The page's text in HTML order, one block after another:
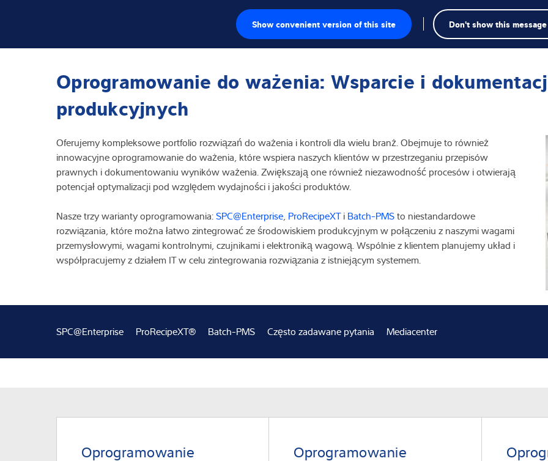
Show convenient version of this site Don't show this
Terminale wagowe
Rozwiązania w zakresie inspekcji
Oprogramowanie
Serwis
Rozwiązania przemysłowe
O nas
Aktualności
Oprogramowanie do ważenia: Wsparcie i
produkcyjnych
Oferujemy kompleksowe portfolio rozwiązań do ważenia i kontroli dla wielu branż. Obejmuje to również
innowacyjne oprogramowanie do ważenia, które wspiera naszych klientów w przestrzeganiu przepisów
prawnych i dokumentowaniu wyników ważenia. Zwiększają one również niezawodność procesów i otwierają
potencjał optymalizacji pod względem wydajności i jakości produktów.
Nasze trzy warianty oprogramowania:SPC@Enterprise, ProRecipeXTi Batch-PMSto niestandardowe
rozwiązania, które można łatwo zintegrować ze środowiskiem produkcyjnym w połączeniu z naszymi wagami
przemysłowymi, wagami kontrolnymi, czujnikami i elektroniką wagową. Wspólnie z klientem planujemy układ i
współpracujemy z działem IT w celu zintegrowania rozwiązania z istniejącym systemem.
SPC@Enterprise ProRecipeXT® Batch-PMS Często zadawane pytania Mediacenter
Oprogramowanie Oprogramowanie